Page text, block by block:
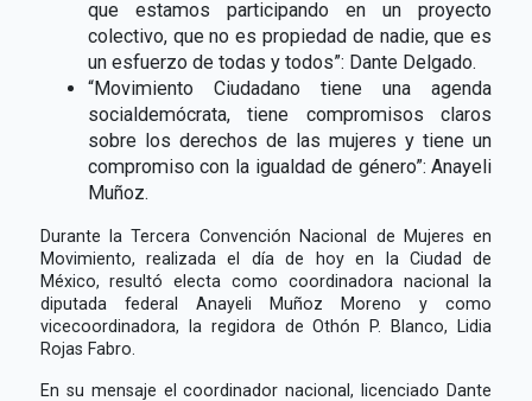
que estamos participando en un proyecto
colectivo, que no es propiedad de nadie, que es
un esfuerzo de todas y todos”: Dante Delgado.
“Movimiento Ciudadano tiene una agenda
socialdemócrata, tiene compromisos claros
sobre los derechos de las mujeres y tiene un
compromiso con la igualdad de género”: Anayeli
Muñoz.
Durante la Tercera Convención Nacional de Mujeres en
Movimiento, realizada el día de hoy en la Ciudad de
México, resultó electa como coordinadora nacional la
diputada federal Anayeli Muñoz Moreno y como
vicecoordinadora, la regidora de Othón P. Blanco, Lidia
Rojas Fabro.
En su mensaje el coordinador nacional, licenciado Dante